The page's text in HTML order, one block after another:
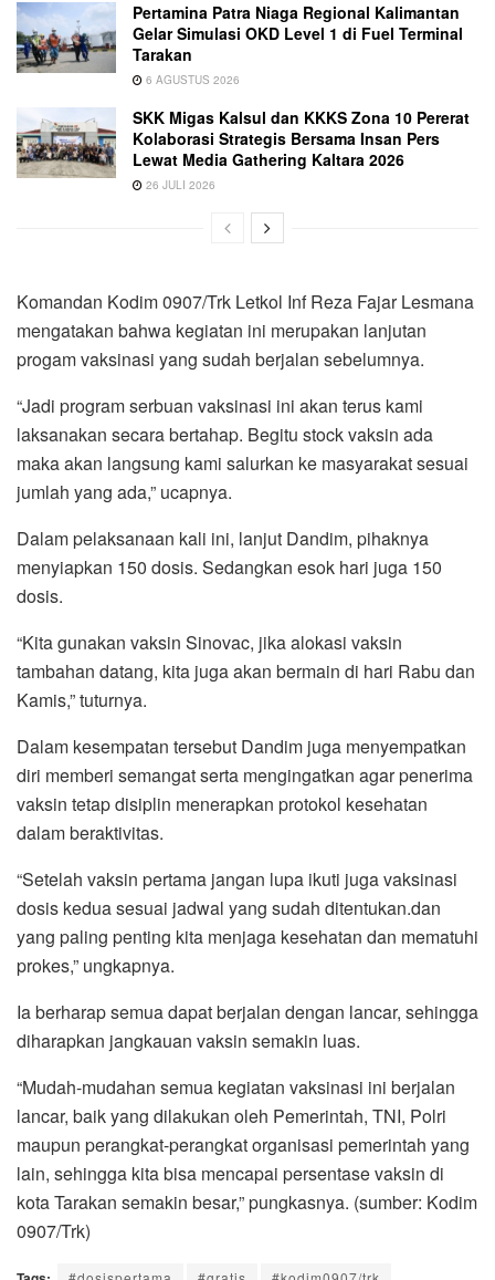
Pertamina Patra Niaga Regional Kalimantan
Gelar Simulasi OKD Level 1 di Fuel Terminal
Tarakan
6 AGUSTUS 2026
SKK Migas Kalsul dan KKKS Zona 10 Pererat
Kolaborasi Strategis Bersama Insan Pers
Lewat Media Gathering Kaltara 2026
26 JULI 2026
Komandan Kodim 0907/Trk Letkol Inf Reza Fajar Lesmana
mengatakan bahwa kegiatan ini merupakan lanjutan
progam vaksinasi yang sudah berjalan sebelumnya.
“Jadi program serbuan vaksinasi ini akan terus kami
laksanakan secara bertahap. Begitu stock vaksin ada
maka akan langsung kami salurkan ke masyarakat sesuai
jumlah yang ada,” ucapnya.
Dalam pelaksanaan kali ini, lanjut Dandim, pihaknya
menyiapkan 150 dosis. Sedangkan esok hari juga 150
dosis.
“Kita gunakan vaksin Sinovac, jika alokasi vaksin
tambahan datang, kita juga akan bermain di hari Rabu dan
Kamis,” tuturnya.
Dalam kesempatan tersebut Dandim juga menyempatkan
diri memberi semangat serta mengingatkan agar penerima
vaksin tetap disiplin menerapkan protokol kesehatan
dalam beraktivitas.
“Setelah vaksin pertama jangan lupa ikuti juga vaksinasi
dosis kedua sesuai jadwal yang sudah ditentukan.dan
yang paling penting kita menjaga kesehatan dan mematuhi
prokes,” ungkapnya.
Ia berharap semua dapat berjalan dengan lancar, sehingga
diharapkan jangkauan vaksin semakin luas.
“Mudah-mudahan semua kegiatan vaksinasi ini berjalan
lancar, baik yang dilakukan oleh Pemerintah, TNI, Polri
maupun perangkat-perangkat organisasi pemerintah yang
lain, sehingga kita bisa mencapai persentase vaksin di
kota Tarakan semakin besar,” pungkasnya. (sumber: Kodim
0907/Trk)